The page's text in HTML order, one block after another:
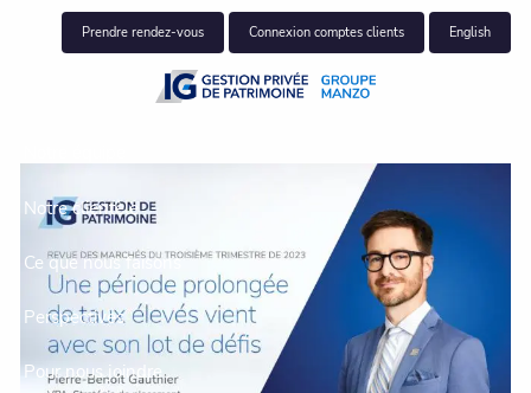
Skip to main content
Prendre rendez-vous Connexion comptes clients English
Notre clientèle
Ce que nous faisons
Perspectives
Pour nous joindre